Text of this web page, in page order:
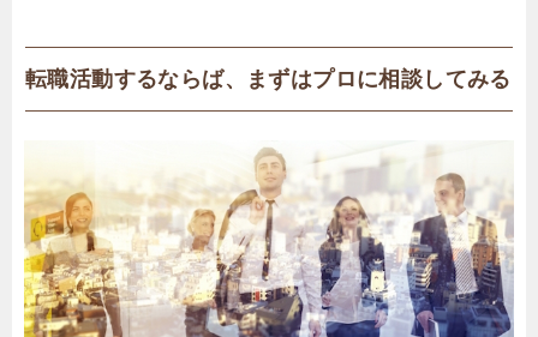
転職活動するならば、まずはプロに相談してみる